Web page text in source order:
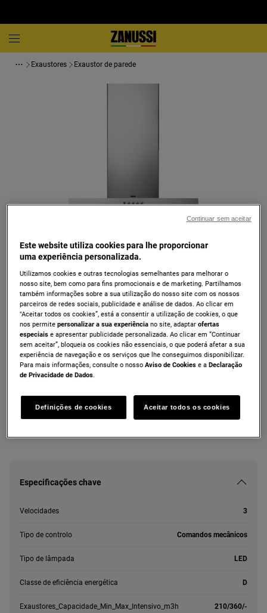
Exaustores Exaustor de parede
ZHC75X
Chaminé de parede de 70 cm e 52 dB(A)
Ficha de informação do produto
regulamento da UE 2023/988 estão listados nos capítulos I e II
do manual do utilizador. Para uma utilização segura do produto,
leia o manual do utilizador completo.
Especificações chave
Velocidades 3
Tipo de controlo Comandos mecânicos
Tipo de lâmpada LED
Classe de eficiência energética D
Exaustores_Capacidade_Min_Max_Intensivo_m3h 210/360/-
Este website utiliza cookies para lhe proporcionar
uma experiência personalizada.
Utilizamos cookies e outras tecnologias semelhantes para melhorar o
nosso site, bem como para fins promocionais e de marketing. Partilhamos
também informações sobre a sua utilização do nosso site com os nossos
parceiros de redes sociais, publicidade e análise de dados. Ao clicar em
"Aceitar todos os cookies”, está a consentir a utilização de cookies, o que
nos permitepersonalizar a sua experiênciano site, adaptarofertas
especiaise apresentar publicidade personalizada. Ao clicar em “Continuar
sem aceitar”, bloqueia os cookies não essenciais, o que poderá afetar a sua
experiência de navegação e os serviços que lhe conseguimos disponibilizar.
Para mais informações, consulte o nossoAviso de Cookies e aDeclaração
de Privacidade de Dados.
Definições de cookies Aceitar todos os cookies
Continuar sem aceitar